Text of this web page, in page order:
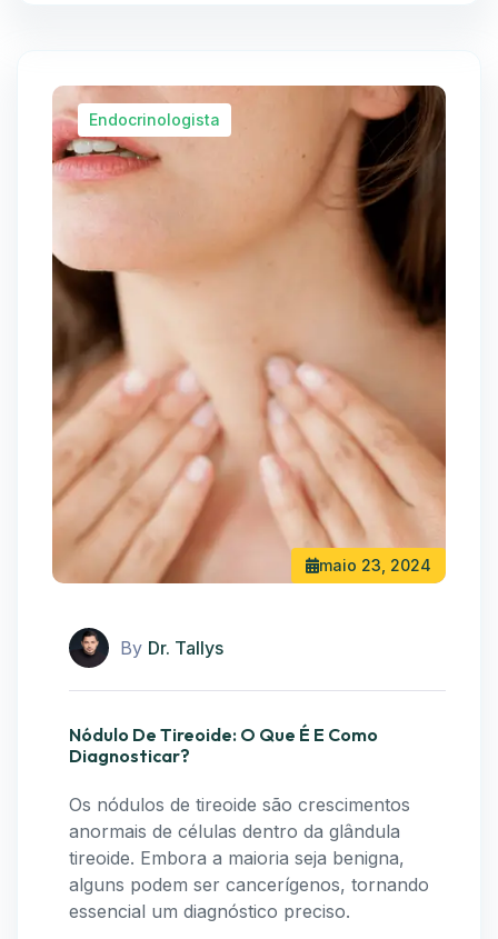
Endocrinologista
maio 23, 2024
By Dr. Tallys
Nódulo De Tireoide: O Que É E Como
Diagnosticar?
Os nódulos de tireoide são crescimentos
anormais de células dentro da glândula
tireoide. Embora a maioria seja benigna,
alguns podem ser cancerígenos, tornando
essencial um diagnóstico preciso.